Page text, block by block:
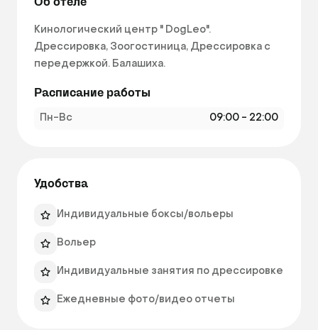
Кинологический центр " DogLeo".
Дрессировка, Зоогостиница, Дрессировка с
передержкой. Балашиха.
Расписание работы
Пн-Вс 09:00 - 22:00
Удобства
Индивидуальные боксы/вольеры
Вольер
Индивидуальные занятия по дрессировке
Ежедневные фото/видео отчеты